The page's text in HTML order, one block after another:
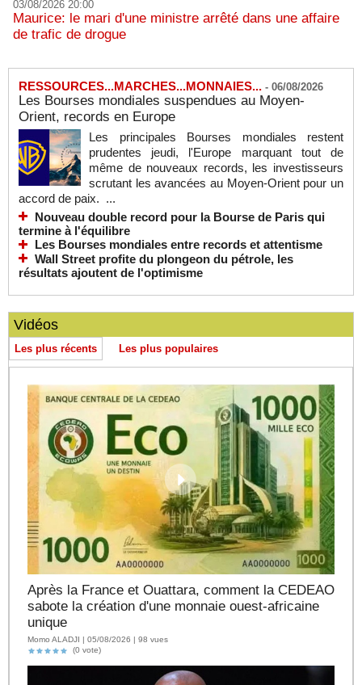
03/08/2026 20:00
Maurice: le mari d'une ministre arrêté dans une affaire
de trafic de drogue
RESSOURCES...MARCHES...MONNAIES... - 06/08/2026
Les Bourses mondiales suspendues au Moyen-
Orient, records en Europe
Les principales Bourses mondiales restent
prudentes jeudi, l'Europe marquant tout de
même de nouveaux records, les investisseurs
scrutant les avancées au Moyen-Orient pour un
accord de paix. ...
Nouveau double record pour la Bourse de Paris qui
termine à l'équilibre
Les Bourses mondiales entre records et attentisme
Wall Street profite du plongeon du pétrole, les
résultats ajoutent de l'optimisme
Vidéos
Les plus récents Les plus populaires
Après la France et Ouattara, comment la CEDEAO
sabote la création d'une monnaie ouest-africaine
unique
Momo ALADJI | 05/08/2026 | 98 vues
(0 vote)